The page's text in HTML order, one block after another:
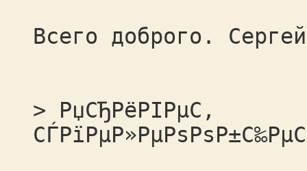
Всего доброго.
> РџСЂРёРІРµС‚